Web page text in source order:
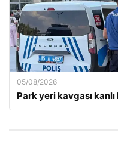
05/08/2026
Park yeri kavgası